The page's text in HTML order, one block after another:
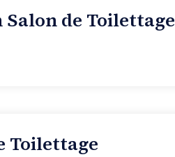
de Toilettage
Toilettage